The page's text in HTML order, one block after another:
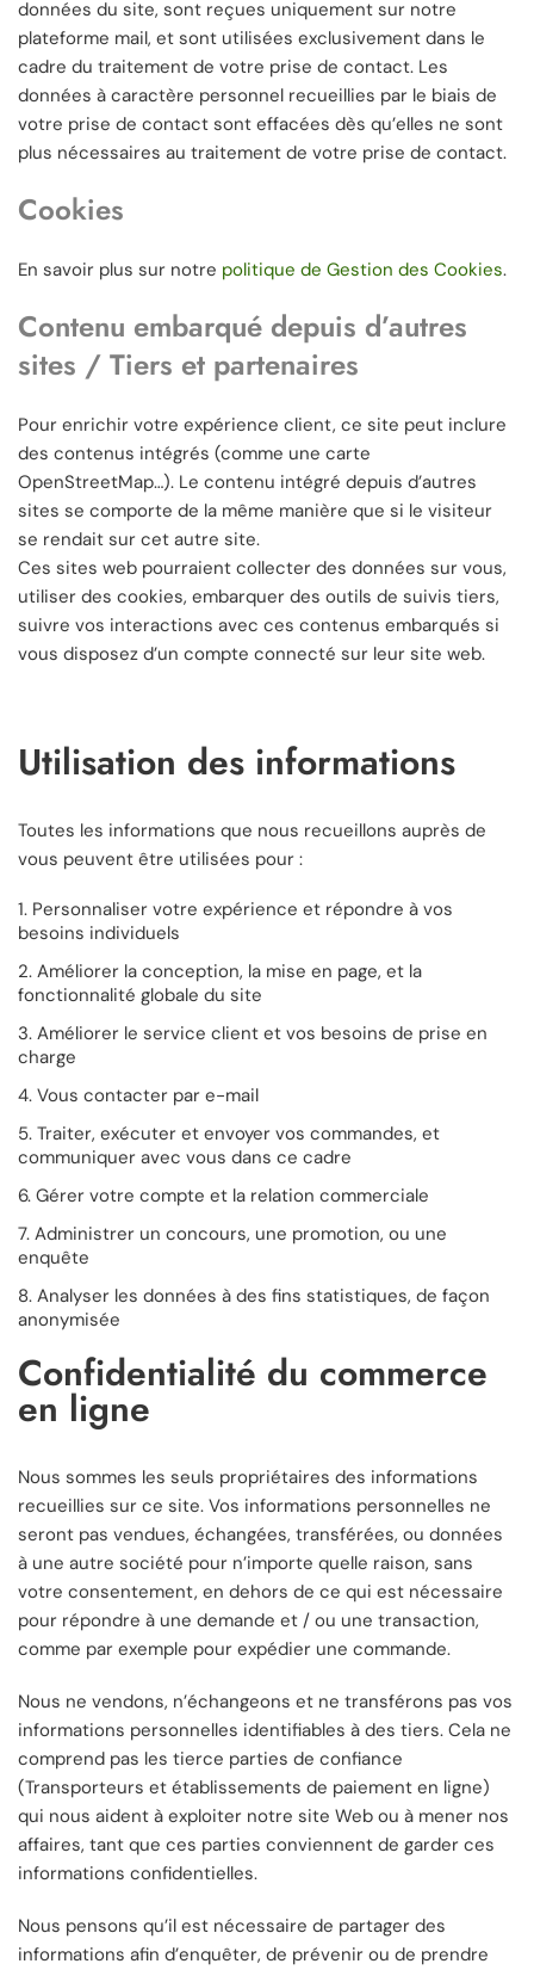
données du site, sont reçues uniquement sur notre
plateforme mail, et sont utilisées exclusivement dans le
cadre du traitement de votre prise de contact. Les
données à caractère personnel recueillies par le biais de
votre prise de contact sont effacées dès qu’elles ne sont
plus nécessaires au traitement de votre prise de contact.
Cookies
En savoir plus sur notre politique de Gestion des Cookies.
Contenu embarqué depuis d’autres
sites / Tiers et partenaires
Pour enrichir votre expérience client, ce site peut inclure
des contenus intégrés (comme une carte
OpenStreetMap…). Le contenu intégré depuis d’autres
sites se comporte de la même manière que si le visiteur
se rendait sur cet autre site.
Ces sites web pourraient collecter des données sur vous,
utiliser des cookies, embarquer des outils de suivis tiers,
suivre vos interactions avec ces contenus embarqués si
vous disposez d’un compte connecté sur leur site web.
Utilisation des informations
Toutes les informations que nous recueillons auprès de
vous peuvent être utilisées pour :
Personnaliser votre expérience et répondre à vos
besoins individuels
Améliorer la conception, la mise en page, et la
fonctionnalité globale du site
Améliorer le service client et vos besoins de prise en
charge
Vous contacter par e-mail
Traiter, exécuter et envoyer vos commandes, et
communiquer avec vous dans ce cadre
Gérer votre compte et la relation commerciale
Administrer un concours, une promotion, ou une
enquête
Analyser les données à des fins statistiques, de façon
anonymisée
Confidentialité du commerce
en ligne
Nous sommes les seuls propriétaires des informations
recueillies sur ce site. Vos informations personnelles ne
seront pas vendues, échangées, transférées, ou données
à une autre société pour n’importe quelle raison, sans
votre consentement, en dehors de ce qui est nécessaire
pour répondre à une demande et / ou une transaction,
comme par exemple pour expédier une commande.
Nous ne vendons, n’échangeons et ne transférons pas vos
informations personnelles identifiables à des tiers. Cela ne
comprend pas les tierce parties de confiance
(Transporteurs et établissements de paiement en ligne)
qui nous aident à exploiter notre site Web ou à mener nos
affaires, tant que ces parties conviennent de garder ces
informations confidentielles.
Nous pensons qu’il est nécessaire de partager des
informations afin d’enquêter, de prévenir ou de prendre